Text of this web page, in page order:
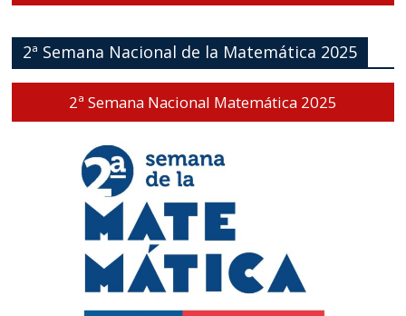
2ª Semana Nacional de la Matemática 2025
2ª Semana Nacional Matemática 2025